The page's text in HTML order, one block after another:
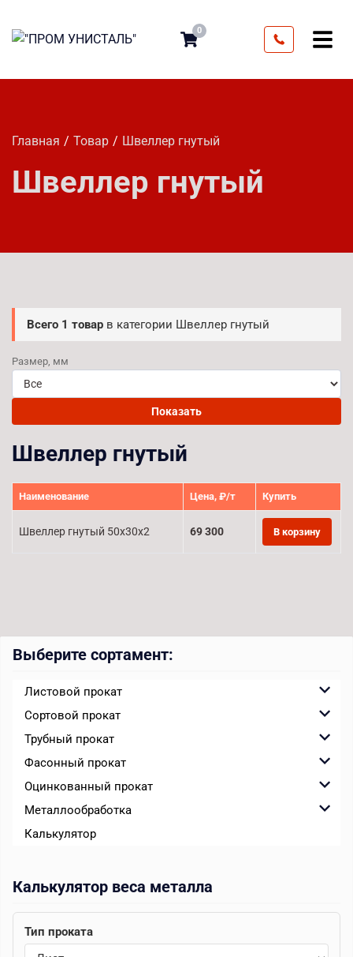
0
Главная Товар Швеллер гнутый
Швеллер гнутый
Всего 1 товар в категории Швеллер гнутый
Размер, мм
Показать
Швеллер гнутый
Наименование Цена, ₽/т Купить
Швеллер гнутый 50x30x2 69 300 В корзину
Выберите сортамент:
Листовой прокат
Сортовой прокат
Трубный прокат
Фасонный прокат
Оцинкованный прокат
Металлообработка
Калькулятор
Калькулятор веса металла
Тип проката